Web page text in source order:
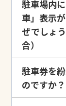
ますので
っており
ることが
駐車場内
車」表示
ぜでしょ
合）
ゲート管
れている
は、月極
めご承知
駐車券を
のですか